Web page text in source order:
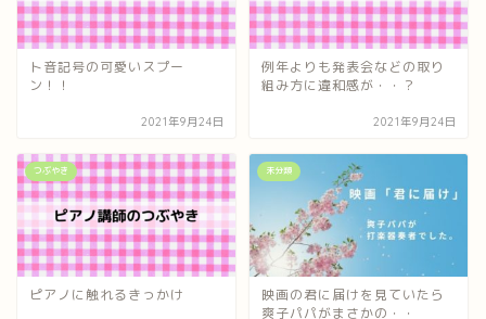
ト音記号の可愛いスプー
ン！！
2021年9月24日
例年よりも発表会などの取り
組み方に違和感が・・？
2021年9月24日
つぶやき
ピアノに触れるきっかけ
未分類
映画の君に届けを見ていたら
爽子パパがまさかの・・